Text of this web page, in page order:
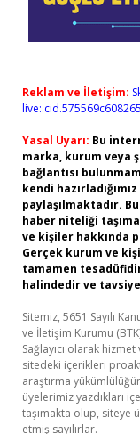
Reklam ve İletişim:
Yasal Uyarı: Bu
marka, kurum veya
bağlantısı
kendi
paylaşılmaktadır.
haber niteliği
ve kişiler hakkında
Gerçek kurum ve
tamamen
halindedir ve
Sitemiz, 5651 Sayılı
ve İletişim Kurumu
Sağlayıcı olarak
sitedeki içerikleri
araştırma
üyelerimiz yazdıkları
taşımakta olup, siteye
etmiş sayılırlar.